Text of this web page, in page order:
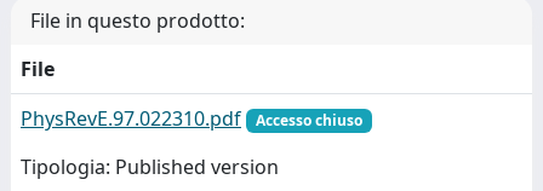
File in questo prodotto:
File
PhysRevE.97.022310.pdf
Accesso chiuso
Tipologia: Published version